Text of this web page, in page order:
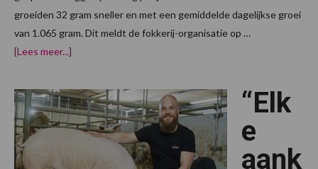
groeiden 32 gram sneller en met een gemiddelde dagelijkse groei
van 1.065 gram. Dit meldt de fokkerij-organisatie op …
[Lees meer...]
in
genetische
prestaties
“Elk
e
aank